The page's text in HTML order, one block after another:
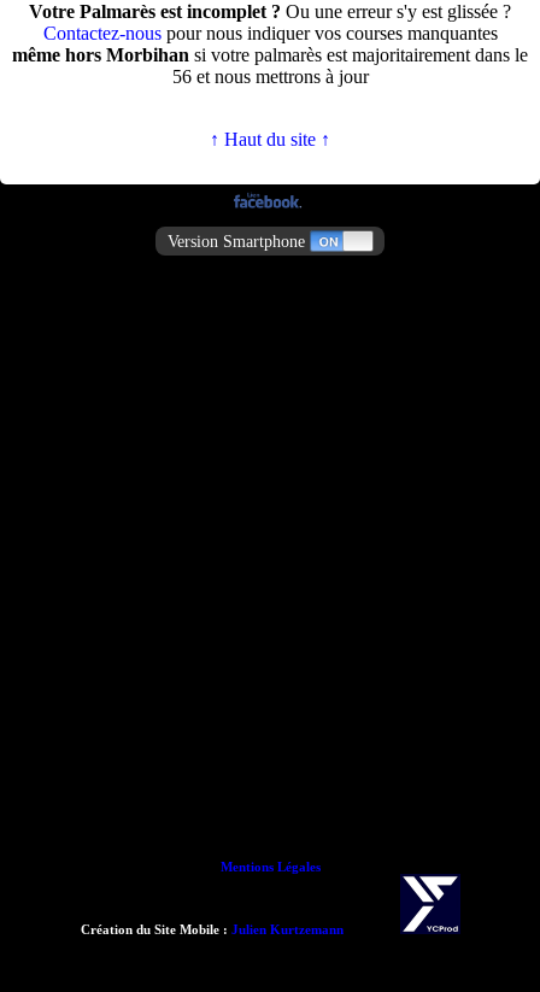
Votre Palmarès est incomplet ? Ou une erreur s'y est glissée ?
Contactez-nouspour nous indiquer vos courses manquantes
même hors Morbihan si votre palmarès est majoritairement dans le
56 et nous mettrons à jour
↑ Haut du site ↑
Version Smartphone
Mentions Légales
Création du Site Mobile : Julien Kurtzemann- 2015 -